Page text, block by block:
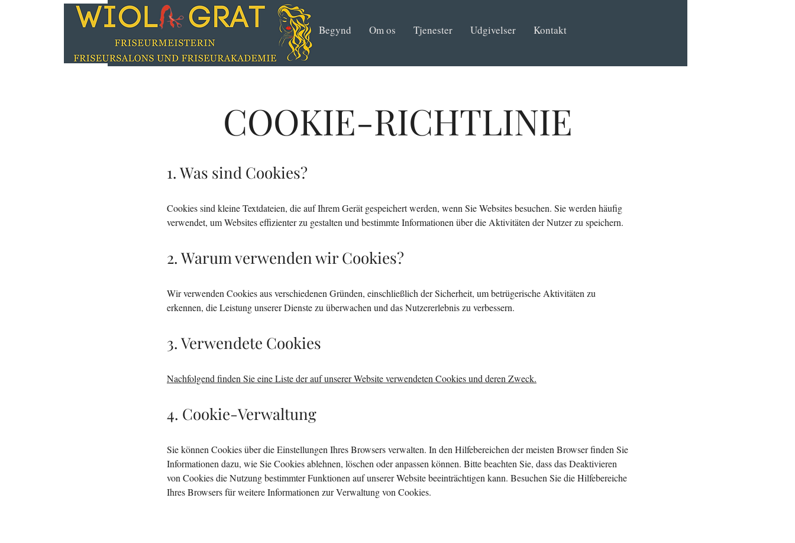
Begynd Om os Tjenester Udgivelser Kontakt
COOKIE-RICHTLINIE
1. Was sind Cookies?
Cookies sind kleine Textdateien, die auf Ihrem Gerät gespeichert werden, wenn Sie Websites besuchen. Sie werden häufig
verwendet, um Websites effizienter zu gestalten und bestimmte Informationen über die Aktivitäten der Nutzer zu speichern.
2. Warum verwenden wir Cookies?
Wir verwenden Cookies aus verschiedenen Gründen, einschließlich der Sicherheit, um betrügerische Aktivitäten zu
erkennen, die Leistung unserer Dienste zu überwachen und das Nutzererlebnis zu verbessern.
3. Verwendete Cookies
Nachfolgend finden Sie eine Liste der auf unserer Website verwendeten Cookies und deren Zweck.
4. Cookie-Verwaltung
Sie können Cookies über die Einstellungen Ihres Browsers verwalten. In den Hilfebereichen der meisten Browser finden Sie
Informationen dazu, wie Sie Cookies ablehnen, löschen oder anpassen können. Bitte beachten Sie, dass das Deaktivieren
von Cookies die Nutzung bestimmter Funktionen auf unserer Website beeinträchtigen kann. Besuchen Sie die Hilfebereiche
Ihres Browsers für weitere Informationen zur Verwaltung von Cookies.